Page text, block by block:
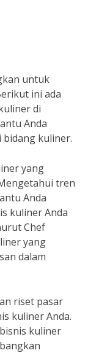
untuk
ini ada
di
Anda
bidang kuliner.
yang
tren
Anda
kuliner Anda
Chef
yang
dalam
riset pasar
kuliner Anda.
kuliner